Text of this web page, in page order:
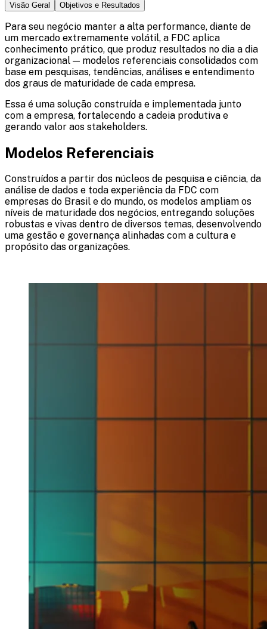
Visão Geral Objetivos e Resultados
Para seu negócio manter a alta performance, diante de
um mercado extremamente volátil, a FDC aplica
conhecimento prático, que produz resultados no dia a dia
organizacional — modelos referenciais consolidados com
base em pesquisas, tendências, análises e entendimento
dos graus de maturidade de cada empresa.
Essa é uma solução construída e implementada junto
com a empresa, fortalecendo a cadeia produtiva e
gerando valor aos stakeholders.
Modelos Referenciais
Construídos a partir dos núcleos de pesquisa e ciência, da
análise de dados e toda experiência da FDC com
empresas do Brasil e do mundo, os modelos ampliam os
níveis de maturidade dos negócios, entregando soluções
robustas e vivas dentro de diversos temas, desenvolvendo
uma gestão e governança alinhadas com a cultura e
propósito das organizações.